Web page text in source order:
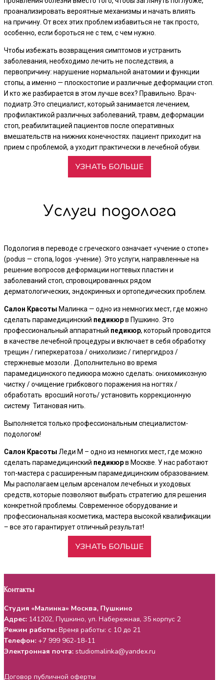
проанализировать вероятные механизмы и начать влиять
на причину. От всех этих проблем избавиться не так просто,
особенно, если бороться не с тем, с чем нужно.
Чтобы избежать возвращения симптомов и устранить
заболевания, необходимо лечить не последствия, а
первопричину: нарушение нормальной анатомии и функции
стопы, а именно — плоскостопие и различные деформации стоп.
И кто же разбирается в этом лучше всех? Правильно. Врач-
подиатр.Это специалист, который занимается лечением,
профилактикой различных заболеваний, травм, деформации
стоп, реабилитацией пациентов после оперативных
вмешательств на нижних конечностях. пациент приходит на
прием с проблемой, а уходит практически в лечебной обуви.
УЗНАТЬ БОЛЬШЕ
Услуги подолога
Подология в переводе с греческого означает «учение о стопе»
(podus — стопа, logos -учение). Это услуги, направленные на
решение вопросов деформации ногтевых пластин и
заболеваний стоп, спровоцированных рядом
дерматологических, эндокринных и ортопедических проблем.
Салон Красоты Малинка — одно из немногих мест, где можно
сделать парамедицинский педикюрв Пушкино. Это
профессиональный аппаратный педикюр, который проводится
в качестве лечебной процедуры и включает в себя обработку
трещин / гиперкератоза / онихолизис / гипергидроз /
стержневые мозоли . Дополнительно во время
парамедицинского педикюра можно сделать: онихомикозную
чистку / очищение грибкового поражения на ногтях /
обработать вросший ноготь/ установить коррекционную
систему Титановая нить.
Выполняется только профессиональным специалистом-
подологом!
Салон Красоты Леди М – одно из немногих мест, где можно
сделать парамедицинский педикюрв Москве. У нас работают
топ-мастера с расширенным парамедицинским образованием.
Мы располагаем целым арсеналом лечебных и уходовых
средств, которые позволяют выбрать стратегию для решения
конкретной проблемы. Современное оборудование и
профессиональная косметика, мастера высокой квалификации
– все это гарантирует отличный результат!
УЗНАТЬ БОЛЬШЕ
Контакты
Студия «Малинка» Москва, Пушкино
Адрес: 141202, Пушкино, ул. Набережная, 35 корпус 2
Режим работы: Время работы: с 10 до 21
Телефон: +7 999 962-18-11
Электронная почта: studiomalinka@yandex.ru
Договор публичной оферты